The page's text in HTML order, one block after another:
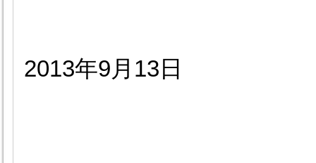
2013年9月13 日